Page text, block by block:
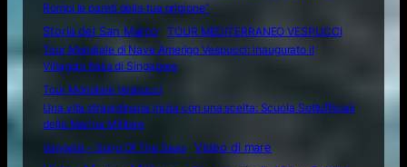
Rompi le pareti della tua prigione”
Storia del San Marco
TOUR MEDITERRANEO VESPUCCI
Tour Mondiale di Nave Amerigo Vespucci: inaugurato il
Villaggio Italia di Singapore
Tour Mondiale Vespucci
Una vita straordinaria inizia con una scelta: Scuola Sottufficiali
della Marina Militare
Vangelis – Song Of The Seas
Video di mare